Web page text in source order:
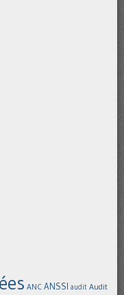
ANC ANSSI audit Audit